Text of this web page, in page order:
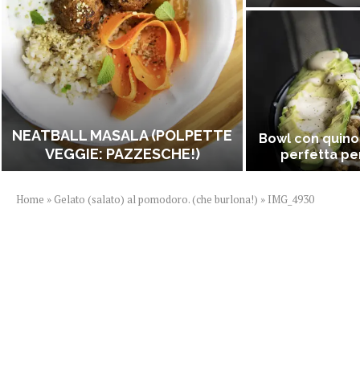
NEATBALL MASALA (POLPETTE
VEGGIE: PAZZESCHE!)
Bowl con
perfetta
Home » Gelato (salato) al pomodoro. (che burlona!) » IMG_4930